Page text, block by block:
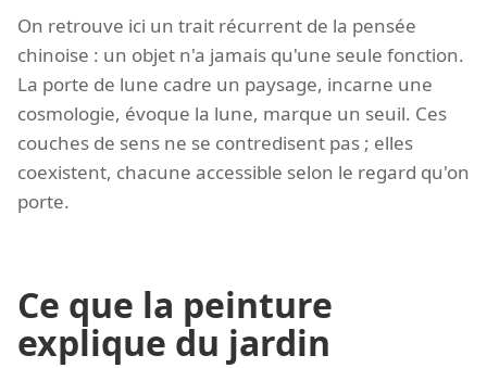
On retrouve ici un trait récurrent de la pensée
chinoise : un objet n'a jamais qu'une seule fonction.
La porte de lune cadre un paysage, incarne une
cosmologie, évoque la lune, marque un seuil. Ces
couches de sens ne se contredisent pas ; elles
coexistent, chacune accessible selon le regard qu'on
porte.
Ce que la peinture
explique du jardin